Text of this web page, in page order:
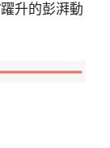
升的彭湃動